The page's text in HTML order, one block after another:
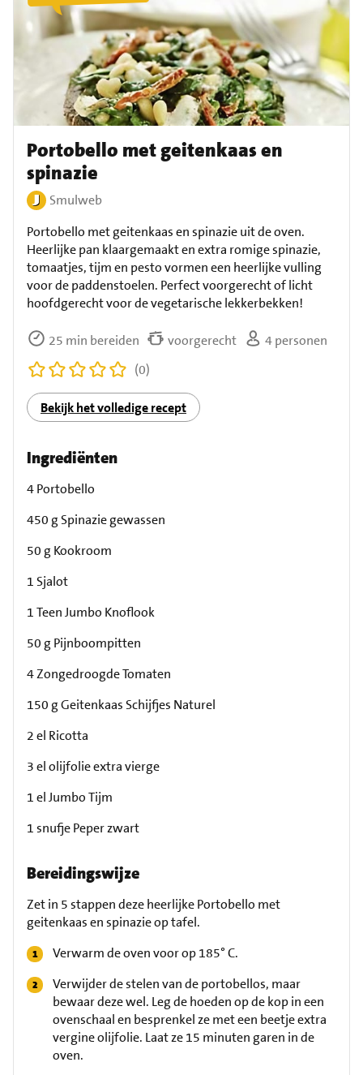
Portobello met geitenkaas en
spinazie
Smulweb
Portobello met geitenkaas en spinazie uit de oven.
Heerlijke pan klaargemaakt en extra romige spinazie,
tomaatjes, tijm en pesto vormen een heerlijke vulling
voor de paddenstoelen. Perfect voorgerecht of licht
hoofdgerecht voor de vegetarische lekkerbekken!
25 min bereiden voorgerecht
4 personen
(0)
Bekijk het volledige recept
Ingrediënten
4 Portobello
450 g Spinazie gewassen
50 g Kookroom
1 Sjalot
1 Teen Jumbo Knoflook
50 g Pijnboompitten
4 Zongedroogde Tomaten
150 g Geitenkaas Schijfjes Naturel
2 el Ricotta
3 el olijfolie extra vierge
1 el Jumbo Tijm
1 snufje Peper zwart
Bereidingswijze
Zet in 5 stappen deze heerlijke Portobello met
geitenkaas en spinazie op tafel.
Verwarm de oven voor op 185° C.
Verwijder de stelen van de portobellos, maar
bewaar deze wel. Leg de hoeden op de kop in een
ovenschaal en besprenkel ze met een beetje extra
vergine olijfolie. Laat ze 15 minuten garen in de
oven.